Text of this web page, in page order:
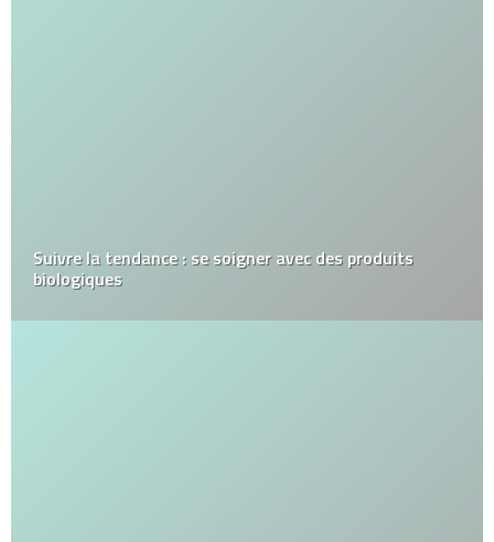
Suivre la tendance : se soigner avec des produits
biologiques